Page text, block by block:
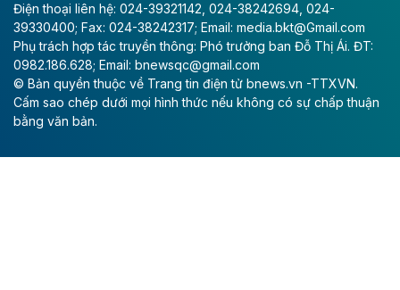
Tổng CTCP Xuất nhập khẩu và Xây dựng Việt Nam
(Vinaconex) đã khép lại nửa đầu năm với doanh thu
thuần gần 7.268 tỷ đồng, tăng 4% so với cùng kỳ và
cũng là mức cao nhất lịch sử hoạt động của doanh
nghiệp.
Điện thoại liên hệ: 024-39321142, 024-38242694, 024-
39330400; Fax: 024-38242317; Email: media.bkt@Gmail.com
Phụ trách hợp tác truyền thông: Phó trưởng ban Đỗ Thị Ái. ĐT:
0982.186.628; Email: bnewsqc@gmail.com
© Bản quyền thuộc về Trang tin điện tử bnews.vn -TTXVN.
Cấm sao chép dưới mọi hình thức nếu không có sự chấp thuận
bằng văn bản.